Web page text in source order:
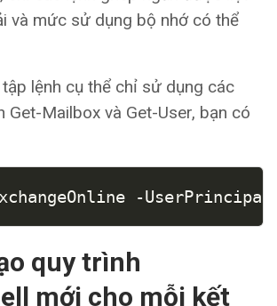
và mức sử dụng bộ nhớ có thể
lệnh cụ thể chỉ sử dụng các
Get-Mailbox và Get-User, bạn có
-
quy trình
mới cho mỗi kết